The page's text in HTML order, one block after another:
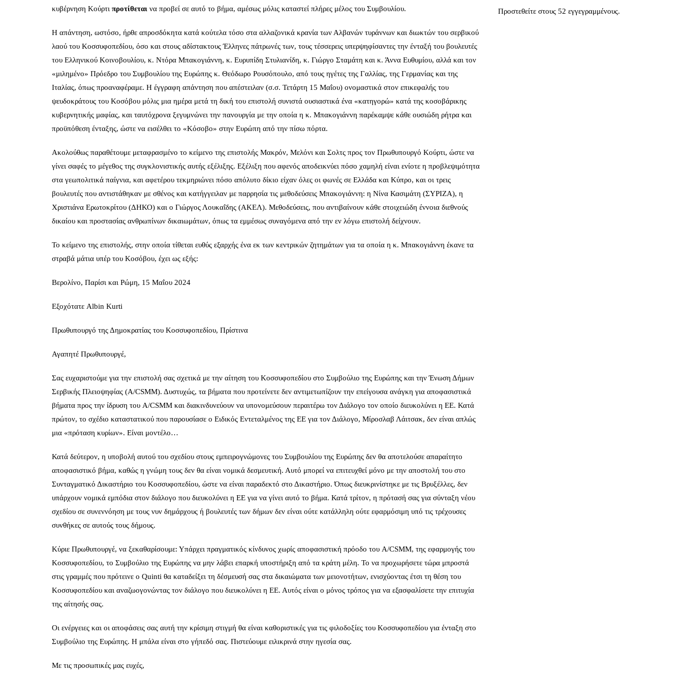
κυβέρνηση Κούρτι προτίθεται να προβεί σε αυτό το βήμα, αμέσως μόλις καταστεί πλήρες μέλος του Συμβουλίου.
Η απάντηση, ωστόσο, ήρθε απροσδόκητα κατά κούτελα τόσο στα αλλαζονικά κρανία των Αλβανών τυράννων και διωκτών του σερβικού
λαού του Κοσσυφοπεδίου, όσο και στους αδίστακτους Έλληνες πάτρωνές των, τους τέσσερεις υπερψηφίσαντες την ένταξή του βουλευτές
του Ελληνικού Κοινοβουλίου, κ. Ντόρα Μπακογιάννη, κ. Ευρυπίδη Στυλιανίδη, κ. Γιώργο Σταμάτη και κ. Άννα Ευθυμίου, αλλά και τον
«μιλημένο» Πρόεδρο του Συμβουλίου της Ευρώπης κ. Θεόδωρο Ρουσόπουλο, από τους ηγέτες της Γαλλίας, της Γερμανίας και της
Ιταλίας, όπως προαναφέραμε. Η έγγραφη απάντηση που απέστειλαν (σ.σ. Τετάρτη 15 Μαΐου) ονομαστικά στον επικεφαλής του
ψευδοκράτους του Κοσόβου μόλις μια ημέρα μετά τη δική του επιστολή συνιστά ουσιαστικά ένα «κατηγορώ» κατά της κοσοβάρικης
κυβερνητικής μαφίας, και ταυτόχρονα ξεγυμνώνει την πανουργία με την οποία η κ. Μπακογιάννη παρέκαμψε κάθε ουσιώδη ρήτρα και
προϋπόθεση ένταξης, ώστε να εισέλθει το «Κόσοβο» στην Ευρώπη από την πίσω πόρτα.
Ακολούθως παραθέτουμε μεταφρασμένο το κείμενο της επιστολής Μακρόν, Μελόνι και Σολτς προς τον Πρωθυπουργό Κούρτι, ώστε να
γίνει σαφές το μέγεθος της συγκλονιστικής αυτής εξέλιξης. Εξέλιξη που αφενός αποδεικνύει πόσο χαμηλή είναι ενίοτε η προβλεψιμότητα
στα γεωπολιτικά παίγνια, και αφετέρου τεκμηριώνει πόσο απόλυτο δίκιο είχαν όλες οι φωνές σε Ελλάδα και Κύπρο, και οι τρεις
βουλευτές που αντιστάθηκαν με σθένος και κατήγγειλαν με παρρησία τις μεθοδεύσεις Μπακογιάννη: η Νίνα Κασιμάτη (ΣΥΡΙΖΑ), η
Χριστιάνα Ερωτοκρίτου (ΔΗΚΟ) και ο Γιώργος Λουκαΐδης (ΑΚΕΛ). Μεθοδεύσεις, που αντιβαίνουν κάθε στοιχειώδη έννοια διεθνούς
δικαίου και προστασίας ανθρωπίνων δικαιωμάτων, όπως τα εμμέσως συναγόμενα από την εν λόγω επιστολή δείχνουν.
Το κείμενο της επιστολής, στην οποία τίθεται ευθύς εξαρχής ένα εκ των κεντρικών ζητημάτων για τα οποία η κ. Μπακογιάννη έκανε τα
στραβά μάτια υπέρ του Κοσόβου, έχει ως εξής:
Βερολίνο, Παρίσι και Ρώμη, 15 Μαΐου 2024
Εξοχότατε Albin Kurti
Πρωθυπουργό της Δημοκρατίας του Κοσσυφοπεδίου, Πρίστινα
Αγαπητέ Πρωθυπουργέ,
Σας ευχαριστούμε για την επιστολή σας σχετικά με την αίτηση του Κοσσυφοπεδίου στο Συμβούλιο της Ευρώπης και την Ένωση Δήμων
Σερβικής Πλειοψηφίας (A/CSMM). Δυστυχώς, τα βήματα που προτείνετε δεν αντιμετωπίζουν την επείγουσα ανάγκη για αποφασιστικά
βήματα προς την ίδρυση του A/CSMM και διακινδυνεύουν να υπονομεύσουν περαιτέρω τον Διάλογο τον οποίο διευκολύνει η ΕΕ. Κατά
πρώτον, το σχέδιο καταστατικού που παρουσίασε ο Ειδικός Εντεταλμένος της ΕΕ για τον Διάλογο, Μίροσλαβ Λάιτσακ, δεν είναι απλώς
μια «πρόταση κυρίων». Είναι μοντέλο…
Κατά δεύτερον, η υποβολή αυτού του σχεδίου στους εμπειρογνώμονες του Συμβουλίου της Ευρώπης δεν θα αποτελούσε απαραίτητο
αποφασιστικό βήμα, καθώς η γνώμη τους δεν θα είναι νομικά δεσμευτική. Αυτό μπορεί να επιτευχθεί μόνο με την αποστολή του στο
Συνταγματικό Δικαστήριο του Κοσσυφοπεδίου, ώστε να είναι παραδεκτό στο Δικαστήριο. Όπως διευκρινίστηκε με τις Βρυξέλλες, δεν
υπάρχουν νομικά εμπόδια στον διάλογο που διευκολύνει η ΕΕ για να γίνει αυτό το βήμα. Κατά τρίτον, η πρότασή σας για σύνταξη νέου
σχεδίου σε συνεννόηση με τους νυν δημάρχους ή βουλευτές των δήμων δεν είναι ούτε κατάλληλη ούτε εφαρμόσιμη υπό τις τρέχουσες
συνθήκες σε αυτούς τους δήμους.
Κύριε Πρωθυπουργέ, να ξεκαθαρίσουμε: Υπάρχει πραγματικός κίνδυνος χωρίς αποφασιστική πρόοδο του A/CSMM, της εφαρμογής του
Κοσσυφοπεδίου, το Συμβούλιο της Ευρώπης να μην λάβει επαρκή υποστήριξη από τα κράτη μέλη. Το να προχωρήσετε τώρα μπροστά
στις γραμμές που πρότεινε ο Quinti θα καταδείξει τη δέσμευσή σας στα δικαιώματα των μειονοτήτων, ενισχύοντας έτσι τη θέση του
Κοσσυφοπεδίου και αναζωογονώντας τον διάλογο που διευκολύνει η ΕΕ. Αυτός είναι ο μόνος τρόπος για να εξασφαλίσετε την επιτυχία
της αίτησής σας.
Οι ενέργειες και οι αποφάσεις σας αυτή την κρίσιμη στιγμή θα είναι καθοριστικές για τις φιλοδοξίες του Κοσσυφοπεδίου για ένταξη στο
Συμβούλιο της Ευρώπης. Η μπάλα είναι στο γήπεδό σας. Πιστεύουμε ειλικρινά στην ηγεσία σας.
Με τις προσωπικές μας ευχές,
Προστεθείτε στους 52 εγγεγραμμένους.